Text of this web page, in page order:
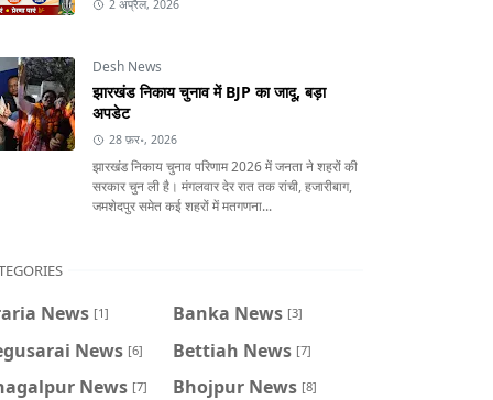
2 अप्रैल, 2026
Desh News
झारखंड निकाय चुनाव में BJP का जादू, बड़ा
अपडेट
28 फ़र॰, 2026
झारखंड निकाय चुनाव परिणाम 2026 में जनता ने शहरों की
सरकार चुन ली है। मंगलवार देर रात तक रांची, हजारीबाग,
जमशेदपुर समेत कई शहरों में मतगणना...
News [1] Banka News [3]
News [6] Bettiah News [7]
News [7] Bhojpur News [8]